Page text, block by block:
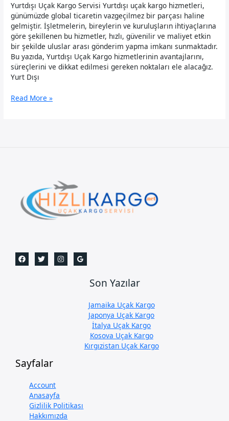
Yurtdışı Uçak Kargo Servisi Yurtdışı uçak kargo hizmetleri,
günümüzde global ticaretin vazgeçilmez bir parçası haline
gelmiştir. İşletmelerin, bireylerin ve kuruluşların ihtiyaçlarına
göre şekillenen bu hizmetler, hızlı, güvenilir ve maliyet etkin
bir şekilde uluslar arası gönderim yapma imkanı sunmaktadır.
Bu yazıda, Yurtdışı Uçak Kargo hizmetlerinin avantajlarını,
süreçlerini ve dikkat edilmesi gereken noktaları ele alacağız.
Yurt Dışı
Yurt
Read More »
Son Yazılar
Jamaika Uçak Kargo
Japonya Uçak Kargo
İtalya Uçak Kargo
Kosova Uçak Kargo
Kırgızistan Uçak Kargo
Sayfalar
Account
Anasayfa
Gizlilik Politikası
Hakkımızda